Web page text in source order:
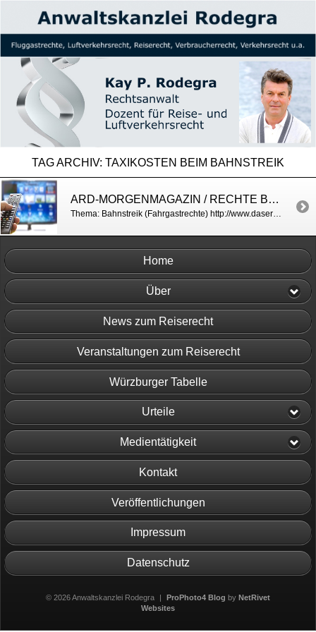
TAG ARCHIV: TAXIKOSTEN BEIM BAHNSTREIK
ARD-MORGENMAGAZIN / RECHTE BEIM BAHNSTREIK
Thema: Bahnstreik (Fahrgastrechte) http://www.daserste.de/information/politik-weltgeschehen/morgenmagazin/videos/bahnstreik-und-recht-nicht-auf-der-strecke-bleiben-100.html
Home
Über
News zum Reiserecht
Veranstaltungen zum Reiserecht
Würzburger Tabelle
Urteile
Medientätigkeit
Kontakt
Veröffentlichungen
Impressum
Datenschutz
© 2026 Anwaltskanzlei Rodegra | ProPhoto4 Blog by NetRivet
Websites